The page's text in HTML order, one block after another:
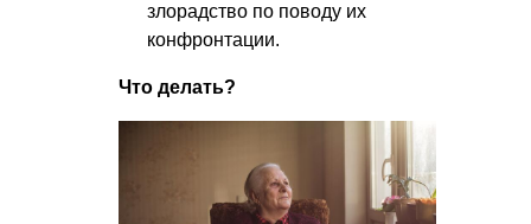
злорадство по поводу их
конфронтации.
Что делать?